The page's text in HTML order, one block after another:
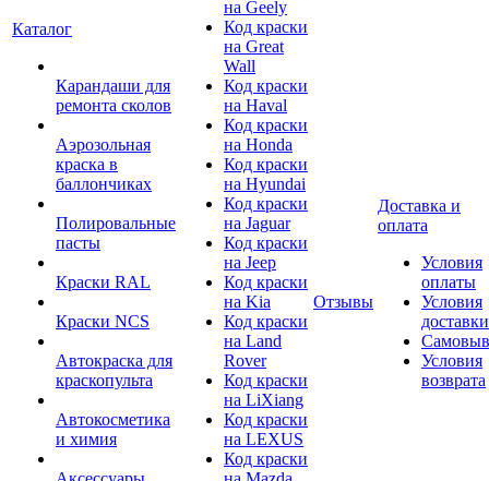
Каталог
Карандаши для
ремонта сколов
Аэрозольная
краска в
баллончиках
Полировальные
пасты
Краски RAL
Краски NCS
Автокраска для
краскопульта
Автокосметика
и химия
на Geely
Код краски
на Great
Wall
Код краски
на Haval
Код краски
на Honda
Код краски
на Hyundai
Код краски
на Jaguar
Код краски
на Jeep
Код краски
на Kia
Код краски
на Land
Rover
Код краски
на LiXiang
Код краски
на LEXUS
Код краски
Отзывы
Доставка и
оплата
Условия
оплаты
Условия
доставки
Условия
возврата